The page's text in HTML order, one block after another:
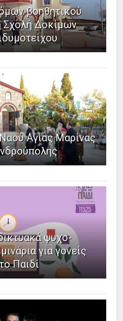
βοηθητικού
Σχολή Δοκίμων
Αγίας Μαρίνας
ψυχο-
για γονείς
Παιδί